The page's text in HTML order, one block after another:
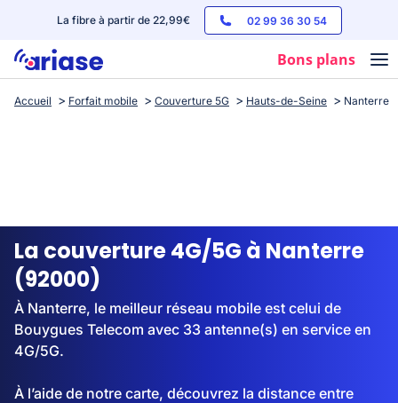
La fibre à partir de 22,99€ 02 99 36 30 54
Bons plans
Box internet
Streaming
Accueil Forfait mobile Couverture 5G Hauts-de-Seine Nanterre
La couverture 4G/5G à Nanterre
(92000)
À Nanterre, le meilleur réseau mobile est celui de
Bouygues Telecom avec 33 antenne(s) en service en
4G/5G.
À l’aide de notre carte, découvrez la distance entre